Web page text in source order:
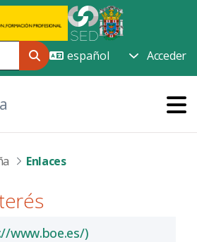
Acceder
Enlaces
www.boe.es/)(Abre una nueva